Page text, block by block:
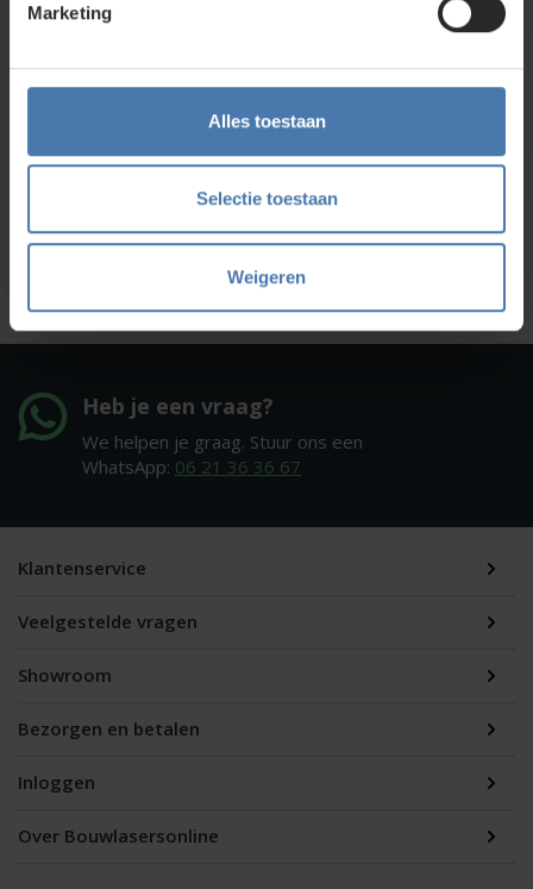
Marketing
Alles toestaan
Selectie toestaan
Weigeren
Onze showroom
Heb je een vraag?
We helpen je graag. Stuur ons een
WhatsApp: 06 21 36 36 67
Klantenservice
Veelgestelde vragen
Showroom
Bezorgen en betalen
Inloggen
Over Bouwlasersonline